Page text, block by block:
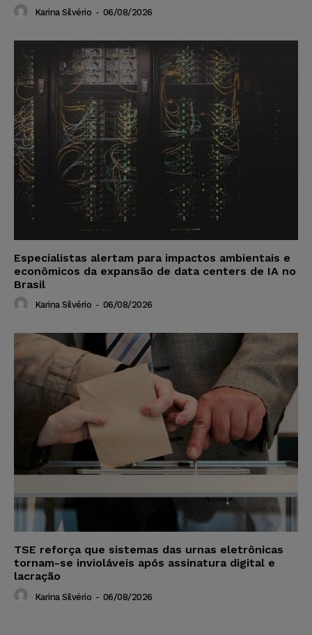
Karina Silvério - 06/08/2026
Especialistas alertam para impactos ambientais e
econômicos da expansão de data centers de IA no
Brasil
Karina Silvério - 06/08/2026
TSE reforça que sistemas das urnas eletrônicas
tornam-se invioláveis após assinatura digital e
lacração
Karina Silvério - 06/08/2026